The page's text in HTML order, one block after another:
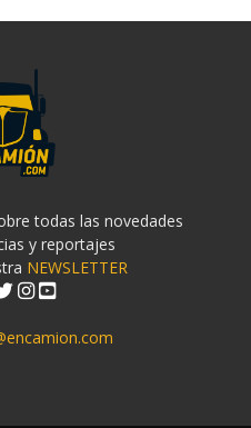
todas las novedades
y reportajes
NEWSLETTER